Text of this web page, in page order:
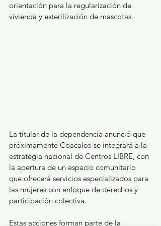
orientación para la regularización de
vivienda y esterilización de mascotas.
La titular de la dependencia anunció que
próximamente Coacalco se integrará a la
estrategia nacional de Centros LIBRE, con
la apertura de un espacio comunitario
que ofrecerá servicios especializados para
las mujeres con enfoque de derechos y
participación colectiva.
Estas acciones forman parte de la